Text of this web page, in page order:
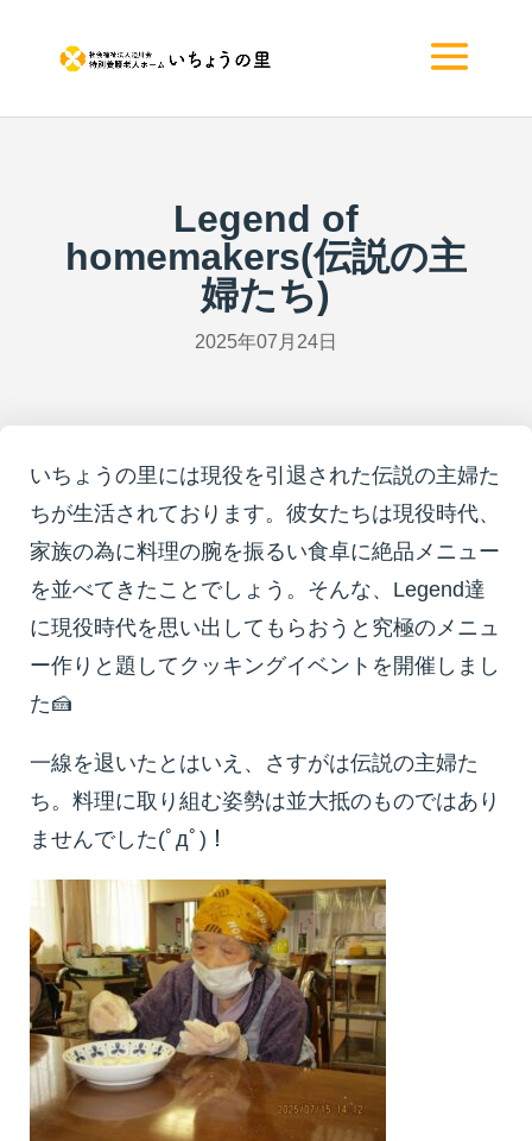
Legend of
homemakers(伝説の主
婦たち)
2025年07月24日
いちょうの里には現役を引退された伝説の主婦た
ちが生活されております。彼女たちは現役時代、
家族の為に料理の腕を振るい食卓に絶品メニュー
を並べてきたことでしょう。そんな、Legend達
に現役時代を思い出してもらおうと究極のメニュ
ー作りと題してクッキングイベントを開催しまし
た🍰
一線を退いたとはいえ、さすがは伝説の主婦た
ち。料理に取り組む姿勢は並大抵のものではあり
ませんでした(ﾟдﾟ)！